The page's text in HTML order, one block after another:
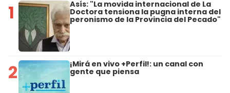
1 Asís: "La movida internacional de La
Doctora tensiona la pugna interna del
peronismo de la Provincia del Pecado"
2 ¡Mirá en vivo +Perfil!: un canal con
gente que piensa